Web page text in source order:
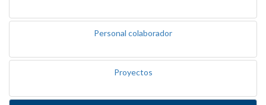
Personal colaborador
Proyectos